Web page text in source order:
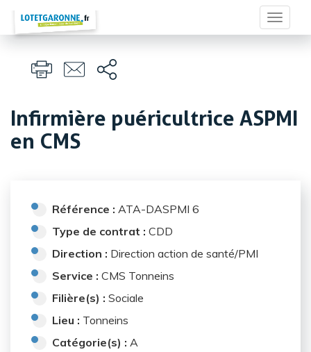
Toggle
Infirmière puéricultrice ASPMI
en CMS
Référence : ATA-DASPMI 6
Type de contrat : CDD
Direction : Direction action de santé/PMI
Service : CMS Tonneins
Filière(s) : Sociale
Lieu : Tonneins
Catégorie(s) : A